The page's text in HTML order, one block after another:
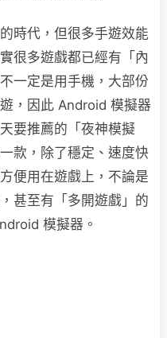
時代，但很多手遊效能
很多遊戲都已經有「內
一定是用手機，大部份
，因此 Android 模擬器
要推薦的「夜神模擬
款，除了穩定、速度快
便用在遊戲上，不論是
甚至有「多開遊戲」的
模擬器。